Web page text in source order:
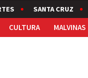
SANTA CRUZ
CULTURA MALVINAS